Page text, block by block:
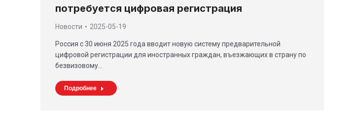
потребуется цифровая регистрация
Новости 2025-05-19
Россия c 30 июня 2025 года вводит новую систему предварительной
цифровой регистрации для иностранных граждан, въезжающих в страну по
безвизовому…
Подробнее